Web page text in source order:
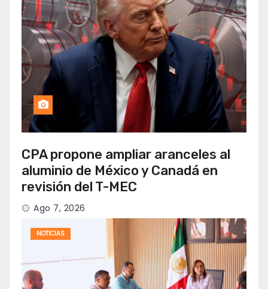
CPA propone ampliar aranceles al
aluminio de México y Canadá en
revisión del T-MEC
Ago 7, 2026
NOTICIAS